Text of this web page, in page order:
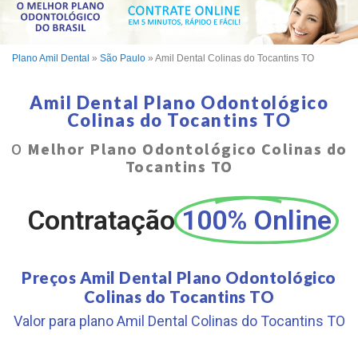
Plano Amil Dental » São Paulo » Amil Dental Colinas do Tocantins TO
Amil Dental Plano Odontológico
Colinas do Tocantins TO
O Melhor Plano Odontológico Colinas do
Tocantins TO
Contratação 100% Online
Preços Amil Dental Plano Odontológico
Colinas do Tocantins TO
Valor para plano Amil Dental Colinas do Tocantins TO